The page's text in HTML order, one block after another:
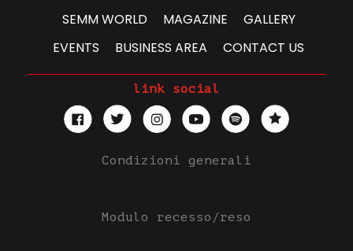
SEMM WORLD MAGAZINE
GALLERY
EVENTS
BUSINESS AREA CONTACT US
link social
Condizioni generali
Modulo recesso/reso